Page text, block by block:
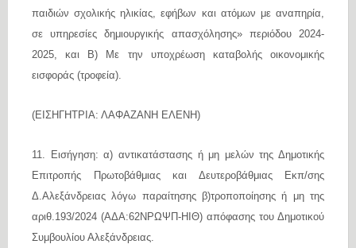
παιδιών σχολικής ηλικίας, εφήβων και ατόμων με αναπηρία,
σε υπηρεσίες δημιουργικής απασχόλησης» περιόδου 2024-
2025, και Β) Με την υποχρέωση καταβολής οικονομικής
εισφοράς (τροφεία).
(ΕΙΣΗΓΗΤΡΙΑ: ΛΑΦΑΖΑΝΗ ΕΛΕΝΗ)
11. Εισήγηση: α) αντικατάστασης ή μη μελών της Δημοτικής
Επιτροπής Πρωτοβάθμιας και Δευτεροβάθμιας Εκπ/σης
Δ.Αλεξάνδρειας λόγω παραίτησης β)τροποποίησης ή μη της
αριθ.193/2024 (ΑΔΑ:62ΝΡΩΨΠ-ΗΙΘ) απόφασης του Δημοτικού
Συμβουλίου Αλεξάνδρειας.